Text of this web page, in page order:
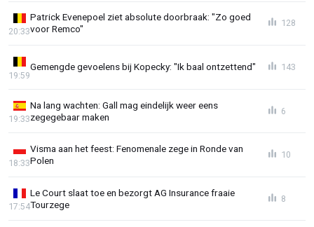
Patrick Evenepoel ziet absolute doorbraak: "Zo goed
voor Remco"
20:33
128
Gemengde gevoelens bij Kopecky: "Ik baal ontzettend"
19:59
143
Na lang wachten: Gall mag eindelijk weer eens
zegegebaar maken
19:33
6
Visma aan het feest: Fenomenale zege in Ronde van
Polen
18:33
10
Le Court slaat toe en bezorgt AG Insurance fraaie
Tourzege
17:54
8